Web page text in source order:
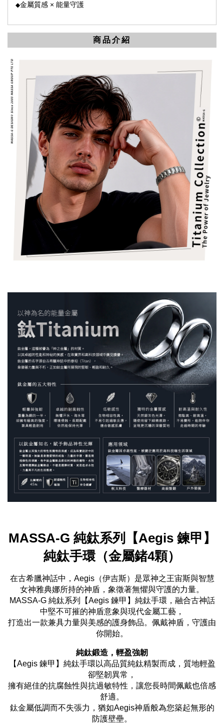
◆金屬質感 × 能量守護
商品介紹
MASSA-G 純鈦系列【Aegis 鍊甲】
純鈦手環（金屬鍺4顆）
在古希臘神話中，Aegis（伊吉斯）是眾神之王宙斯與智慧
女神雅典娜所持的神盾，象徵著無懼與守護的力量。
MASSA-G 純鈦系列【Aegis 鍊甲】純鈦手環，融合古神話
中堅不可摧的神盾意象與現代金屬工藝，
打造出一款兼具力量與美感的護身飾品。佩戴神盾，守護由
你開始。
純鈦鍛造，輕盈強韌
【Aegis 鍊甲】純鈦手環以高品質純鈦精製而成，質地輕盈
卻堅韌異常，
擁有絕佳的抗腐蝕性與抗過敏特性，讓您長時間佩戴也倍感
舒適。
鈦金屬低調而不失張力，猶如Aegis神盾般為您築起無形的
防護壁壘。